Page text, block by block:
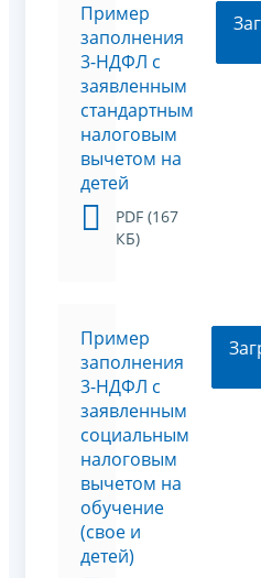
Пример
заполнения
3-НДФЛ с
заявленным
стандартным
налоговым
вычетом на
детей
PDF (167
КБ)
Пример
заполнения
3-НДФЛ с
заявленным
социальным
налоговым
вычетом на
обучение
(свое и
детей)